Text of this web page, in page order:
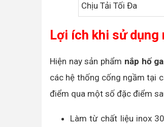
Chịu Tải Tối Đa
Lợi ích khi sử
Hiện nay sản phẩm nắp hố
các hệ thống cống ngầm tại
điểm qua một số đặc điểm
Làm từ chất liệu inox